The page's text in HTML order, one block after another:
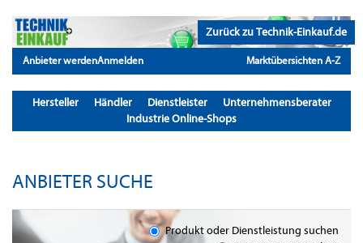
Zurück zu Technik-Einkauf.de
Anbieter werdenAnmelden Marktübersichten A-Z
Hersteller Händler Dienstleister
Unternehmensberater
Industrie Online-Shops
ANBIETER SUCHE
Produkt oder Dienstleistung suchen